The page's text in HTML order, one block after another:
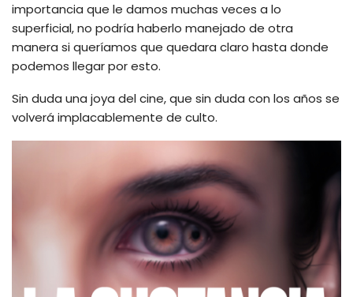
importancia que le damos muchas veces a lo
superficial, no podría haberlo manejado de otra
manera si queríamos que quedara claro hasta donde
podemos llegar por esto.
Sin duda una joya del cine, que sin duda con los años se
volverá implacablemente de culto.